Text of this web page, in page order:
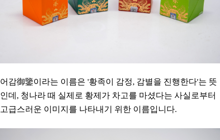
어감御鑒이라는 이름은 '황족이 감정, 감별을 진행한다'는 뜻
인데, 청나라 때 실제로 황제가 차고를 마셨다는 사실로부터
고급스러운 이미지를 나타내기 위한 이름입니다.